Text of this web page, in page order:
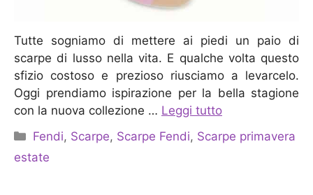
Tutte sogniamo di mettere ai piedi un paio di
scarpe di lusso nella vita. E qualche volta questo
sfizio costoso e prezioso riusciamo a levarcelo.
Oggi prendiamo ispirazione per la bella stagione
con la nuova collezione … Leggi tutto
Categorie
Fendi, Scarpe, Scarpe Fendi, Scarpe primavera
estate